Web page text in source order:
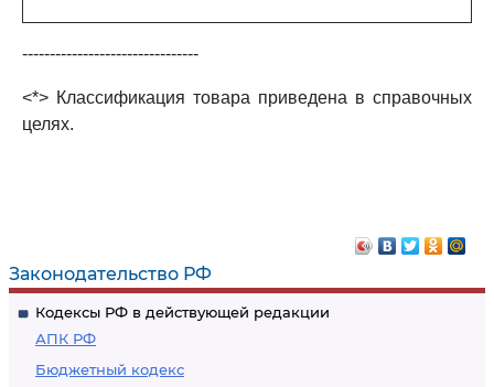
Законодательство РФ
Кодексы РФ в действующей редакции
АПК РФ
Бюджетный кодекс
--------------------------------
<*> Классификация товара приведена в справочных
целях.